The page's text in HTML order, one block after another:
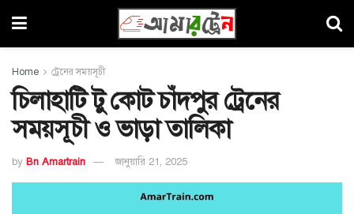
Home ট্রেনের সময়সূচী
চিলাহাটি টু কোট চাঁদপুর ট্রেনের
সময়সূচী ও ভাড়া তালিকা
by Bn Amartrain জানুয়ারি 21, 2025